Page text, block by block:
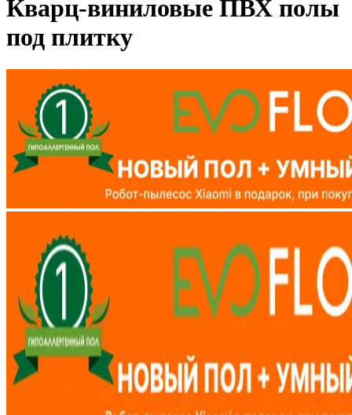
Кварц-виниловые ПВХ полы
под плитку